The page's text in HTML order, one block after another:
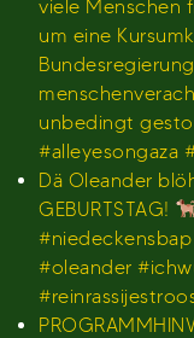
viele Menschen
um eine
unbedingt
#alleyesongaza
Dä Oleander
GEBURTSTAG!
#oleander